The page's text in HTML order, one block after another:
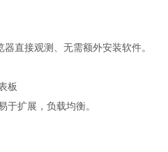
直接观测、无需额外安装软件。
板
扩展，负载均衡。